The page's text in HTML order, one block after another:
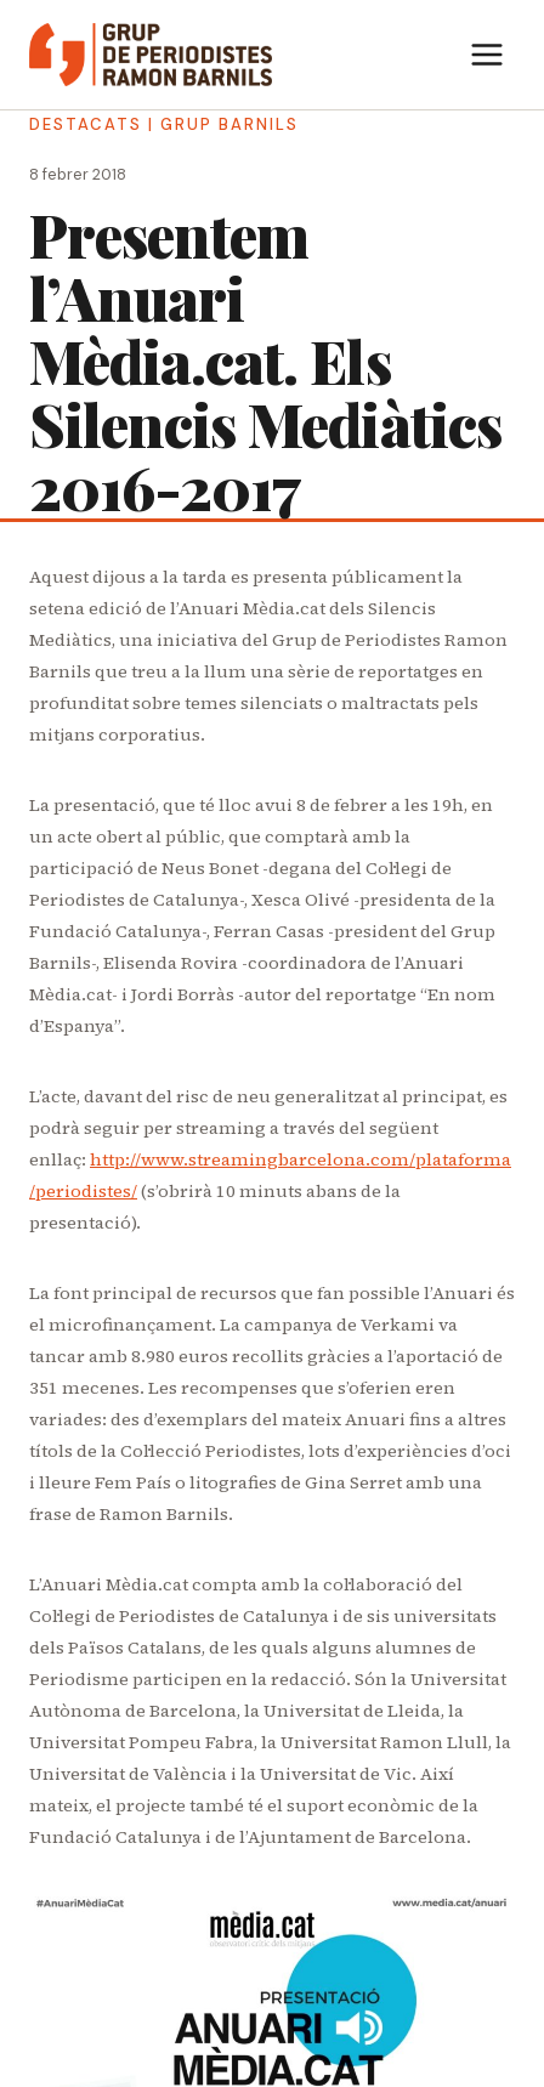
contingut
DESTACATS | GRUP BARNILS
8 febrer 2018
Presentem
l’Anuari
Mèdia.cat. Els
Silencis Mediàtics
2016-2017
Aquest dijous a la tarda es presenta públicament la
setena edició de l’Anuari Mèdia.cat dels Silencis
Mediàtics, una iniciativa del Grup de Periodistes Ramon
Barnils que treu a la llum una sèrie de reportatges en
profunditat sobre temes silenciats o maltractats pels
mitjans corporatius.
La presentació, que té lloc avui 8 de febrer a les 19h, en
un acte obert al públic, que comptarà amb la
participació de Neus Bonet -degana del Col·legi de
Periodistes de Catalunya-, Xesca Olivé -presidenta de la
Fundació Catalunya-, Ferran Casas -president del Grup
Barnils-, Elisenda Rovira -coordinadora de l’Anuari
Mèdia.cat- i Jordi Borràs -autor del reportatge “En nom
d’Espanya”.
L’acte, davant del risc de neu generalitzat al principat, es
podrà seguir per streaming a través del següent
enllaç: http://www.streamingbarcelona.com/plataforma
/periodistes/(s’obrirà 10 minuts abans de la
presentació).
La font principal de recursos que fan possible l’Anuari és
el microfinançament. La campanya de Verkami va
tancar amb 8.980 euros recollits gràcies a l’aportació de
351 mecenes. Les recompenses que s’oferien eren
variades: des d’exemplars del mateix Anuari fins a altres
títols de la Col·lecció Periodistes, lots d’experiències d’oci
i lleure Fem País o litografies de Gina Serret amb una
frase de Ramon Barnils.
L’Anuari Mèdia.cat compta amb la col·laboració del
Col·legi de Periodistes de Catalunya i de sis universitats
dels Països Catalans, de les quals alguns alumnes de
Periodisme participen en la redacció. Són la Universitat
Autònoma de Barcelona, la Universitat de Lleida, la
Universitat Pompeu Fabra, la Universitat Ramon Llull, la
Universitat de València i la Universitat de Vic. Així
mateix, el projecte també té el suport econòmic de la
Fundació Catalunya i de l’Ajuntament de Barcelona.